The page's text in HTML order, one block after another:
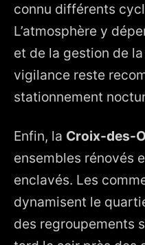
connu différents
L’atmosphère y
et de la gestion de
vigilance reste
stationnement
Enfin, la Croix-des-
ensembles rénovés
enclavés. Les
dynamisent le
des regroupements